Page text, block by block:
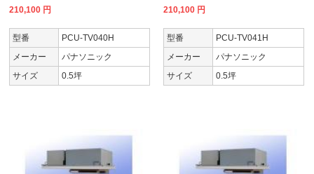
210,100 円
型番
PCU-TV040H
メーカー
パナソニック
サイズ
0.5坪
210,100 円
型番
PCU-TV041H
メーカー
パナソニック
サイズ
0.5坪